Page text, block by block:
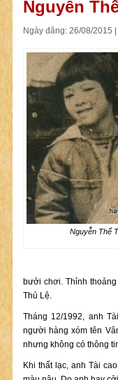
Nguyễn
Ngày đăng: 26/08/2015
Nguyễn Thế
bưởi chơi. Thỉnh
Thủ Lệ.
Tháng 12/1992, anh
người hàng xóm tên
nhưng không có thông
Khi thất lạc, anh Tài